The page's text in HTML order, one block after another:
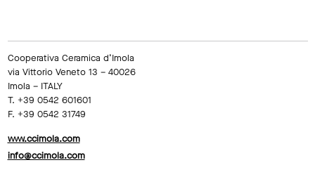
Cooperativa Ceramica d’Imola
via Vittorio Veneto 13 – 40026
Imola – ITALY
T. +39 0542 601601
F. +39 0542 31749
www.ccimola.com
info@ccimola.com